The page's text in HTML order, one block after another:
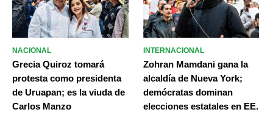
NACIONAL
Grecia Quiroz tomará
protesta como presidenta
de Uruapan; es la viuda de
Carlos Manzo
INTERNACIONAL
Zohran Mamdani gana la
alcaldía de Nueva York;
demócratas dominan
elecciones estatales en EE.